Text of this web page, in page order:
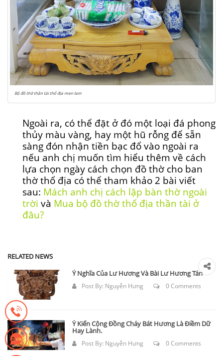
Bộ đồ thờ thần tài thổ địa men lam
Ngoài ra, có thể đặt ở đó một loại đá phong
thủy màu vàng, hay một hũ rỗng để sẵn
sàng đón nhận tiền bạc đổ vào ngoài ra
nếu anh chị muốn tìm hiểu thêm về cách
lựa chọn ngày cách chọn đồ thờ cho ban
thờ thổ địa có thể tham khảo 2 bài viết
sau: Mách anh chị cách lập bàn thờ ngoài
trời và Mua bộ đồ thờ thổ địa thần tài ở
đâu?
RELATED NEWS
Ý Nghĩa Của Lư Hương Và Bài Lư Hương Tán
Post By: Nguyễn Hưng 0 Comments
Ý Kiến Cộng Đồng Cháy Bát Hương Là Điềm Dữ
Hay Lành.
Post By: Nguyễn Hưng 0 Comments